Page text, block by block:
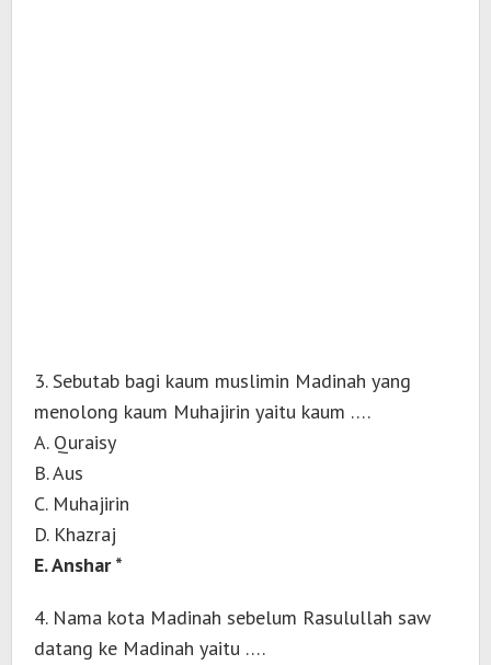
3. Sebutab bagi kaum muslimin Madinah yang
menolong kaum Muhajirin yaitu kaum ….
A. Quraisy
B. Aus
C. Muhajirin
D. Khazraj
E. Anshar *
4. Nama kota Madinah sebelum Rasulullah saw
datang ke Madinah yaitu ….